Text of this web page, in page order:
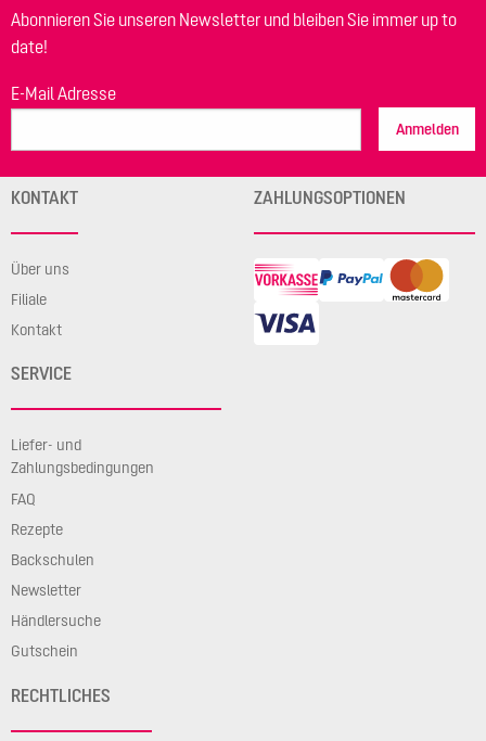
Abonnieren Sie unseren Newsletter und bleiben Sie immer up to
date!
E-Mail Adresse
Anmelden
KONTAKT
Über uns
Filiale
Kontakt
SERVICE
Liefer- und
Zahlungsbedingungen
FAQ
Rezepte
Backschulen
Newsletter
Händlersuche
Gutschein
RECHTLICHES
ZAHLUNGSOPTIONEN